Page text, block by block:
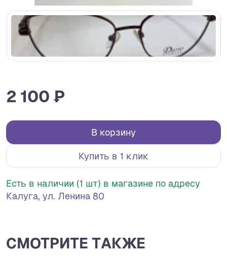
2 100 ₽
В корзину
Купить в 1 клик
Есть в наличии (1 шт) в магазине по адресу
Калуга, ул. Ленина 80
СМОТРИТЕ ТАКЖЕ